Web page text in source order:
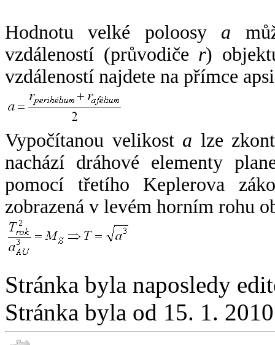
Hodnotu velké poloosy a
vzdáleností (průvodiče r)
vzdáleností najdete na přímce
Vypočítanou velikost a lze
nachází dráhové elementy
pomocí třetího Keplerova
zobrazená v levém horním rohu
Stránka byla naposledy
Stránka byla od 15. 1.